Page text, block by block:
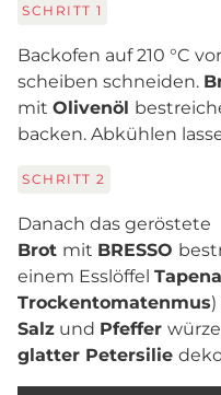
SCHRITT 1
Backofen auf 210 °C
scheiben schneiden.
mit Olivenöl
backen. Abkühlen
SCHRITT 2
Danach das geröstete
Brot mit BRESSO
einem Esslöffel
Trockentomatenmus)
Salz und Pfeffer
glatter Petersilie